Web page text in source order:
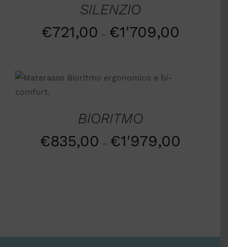
SILENZIO
€721,00 – €1'709,00
SCEGLI
/
DETTAGLI
BIORITMO
€835,00 – €1'979,00